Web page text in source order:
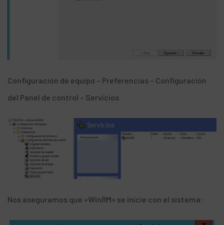
Configuración de equipo – Preferencias – Configuración
del Panel de control – Servicios
Nos aseguramos que «WinRM» se inicie con el sistema: